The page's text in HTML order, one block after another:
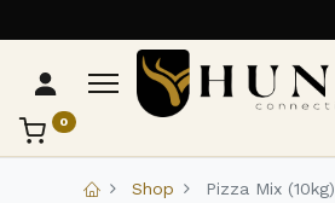
0
Shop Pizza Mix (10kg)
تواصل مع Hunters
عادةً بنرد في دقائق